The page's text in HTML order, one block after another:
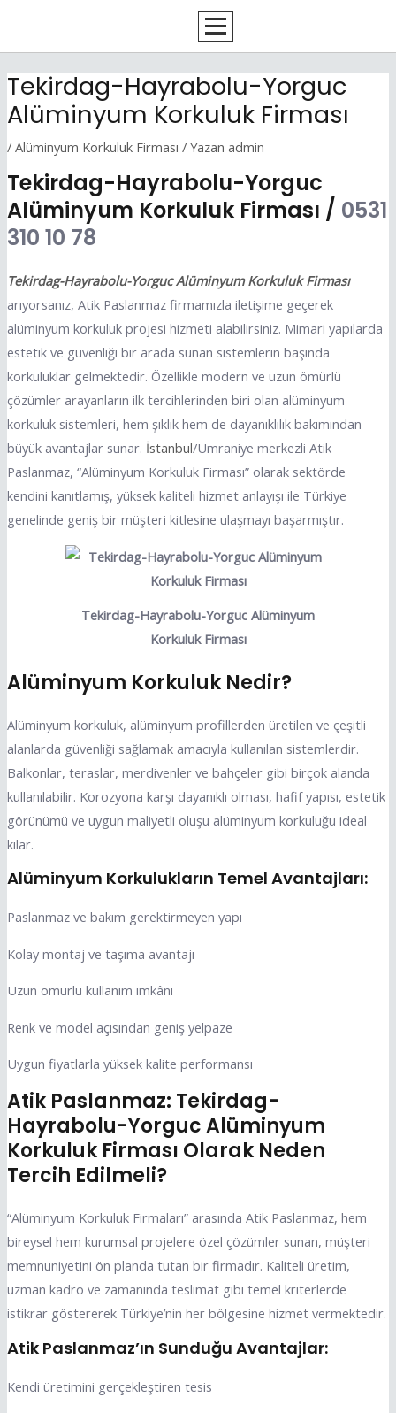
Tekirdag-Hayrabolu-Yorguc
Alüminyum Korkuluk Firması
/ Alüminyum Korkuluk Firması / Yazan admin
Tekirdag-Hayrabolu-Yorguc
Alüminyum Korkuluk Firması / 0531
310 10 78
Tekirdag-Hayrabolu-Yorguc Alüminyum Korkuluk Firması
arıyorsanız, Atik Paslanmaz firmamızla iletişime geçerek
alüminyum korkuluk projesi hizmeti alabilirsiniz. Mimari yapılarda
estetik ve güvenliği bir arada sunan sistemlerin başında
korkuluklar gelmektedir. Özellikle modern ve uzun ömürlü
çözümler arayanların ilk tercihlerinden biri olan alüminyum
korkuluk sistemleri, hem şıklık hem de dayanıklılık bakımından
büyük avantajlar sunar. İstanbul/Ümraniye merkezli Atik
Paslanmaz, “Alüminyum Korkuluk Firması” olarak sektörde
kendini kanıtlamış, yüksek kaliteli hizmet anlayışı ile Türkiye
genelinde geniş bir müşteri kitlesine ulaşmayı başarmıştır.
Tekirdag-Hayrabolu-Yorguc Alüminyum
Korkuluk Firması
Alüminyum Korkuluk Nedir?
Alüminyum korkuluk, alüminyum profillerden üretilen ve çeşitli
alanlarda güvenliği sağlamak amacıyla kullanılan sistemlerdir.
Balkonlar, teraslar, merdivenler ve bahçeler gibi birçok alanda
kullanılabilir. Korozyona karşı dayanıklı olması, hafif yapısı, estetik
görünümü ve uygun maliyetli oluşu alüminyum korkuluğu ideal
kılar.
Alüminyum Korkulukların Temel Avantajları:
Paslanmaz ve bakım gerektirmeyen yapı
Kolay montaj ve taşıma avantajı
Uzun ömürlü kullanım imkânı
Renk ve model açısından geniş yelpaze
Uygun fiyatlarla yüksek kalite performansı
Atik Paslanmaz: Tekirdag-
Hayrabolu-Yorguc Alüminyum
Korkuluk Firması Olarak Neden
Tercih Edilmeli?
“Alüminyum Korkuluk Firmaları” arasında Atik Paslanmaz, hem
bireysel hem kurumsal projelere özel çözümler sunan, müşteri
memnuniyetini ön planda tutan bir firmadır. Kaliteli üretim,
uzman kadro ve zamanında teslimat gibi temel kriterlerde
istikrar göstererek Türkiye’nin her bölgesine hizmet vermektedir.
Atik Paslanmaz’ın Sunduğu Avantajlar:
Kendi üretimini gerçekleştiren tesis